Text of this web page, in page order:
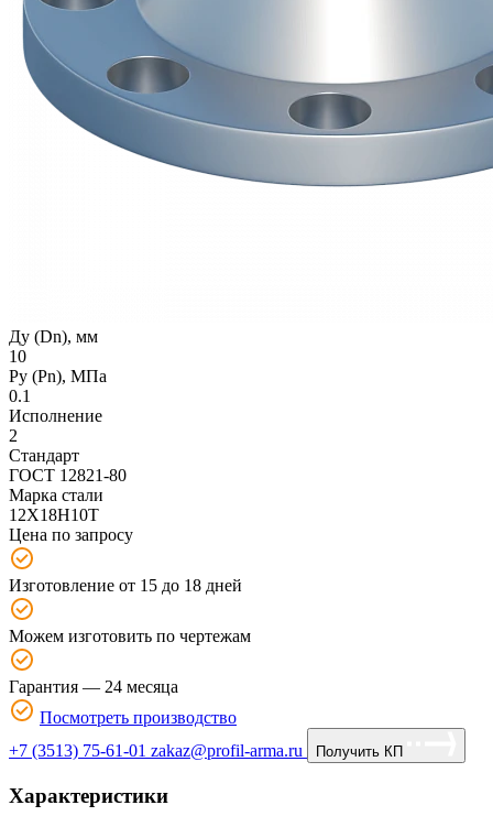
Ду (Dn), мм
10
Ру (Рn), МПа
0.1
Исполнение
2
Стандарт
ГОСТ 12821-80
Марка стали
12Х18Н10Т
Цена по запросу
Изготовление от 15 до 18 дней
Можем изготовить по чертежам
Гарантия — 24 месяца
Посмотреть производство
+7 (3513) 75-61-01 zakaz@profil-arma.ru Получить КП
Характеристики